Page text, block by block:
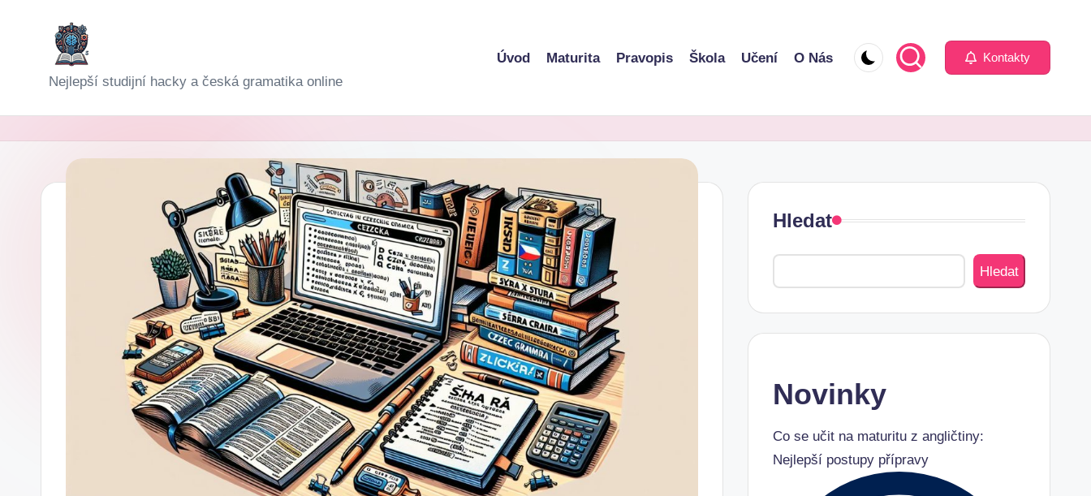
D
i
i-
Nejlepší studijní hacky a česká gramatika online
Úvod Maturita Pravopis Škola Učení O Nás Kontakty
Hledat
Hledat
Novinky
Co se učit na maturitu z angličtiny:
Nejlepší postupy přípravy